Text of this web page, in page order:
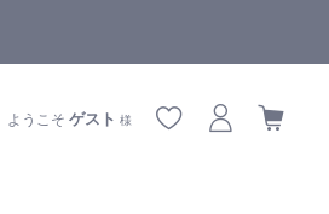
ようこそゲスト 様